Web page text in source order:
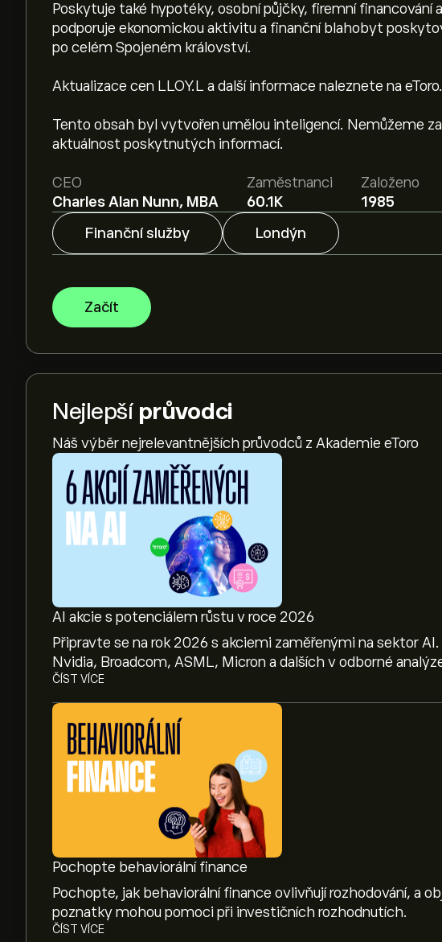
Poskytuje také hypotéky, osobní půjčky, firemní financování
podporuje ekonomickou aktivitu a finanční blahobyt
po celém Spojeném království.
Aktualizace cen LLOY.L a další informace naleznete na eToro.
Tento obsah byl vytvořen umělou inteligencí. Nemůžeme
aktuálnost poskytnutých informací.
CEO
Charles Alan Nunn, MBA
Zaměstnanci
60.1K
Založeno
1985
Finanční služby
Londýn
Začít
Nejlepší průvodci
Náš výběr nejrelevantnějších průvodců z Akademie eToro
AI akcie s potenciálem růstu v roce 2026
Připravte se na rok 2026 s akciemi zaměřenými na sektor
Nvidia, Broadcom, ASML, Micron a dalších v odborné
ČÍST VÍCE
Pochopte behaviorální finance
Pochopte, jak behaviorální finance ovlivňují rozhodování, a
poznatky mohou pomoci při investičních rozhodnutích.
ČÍST VÍCE